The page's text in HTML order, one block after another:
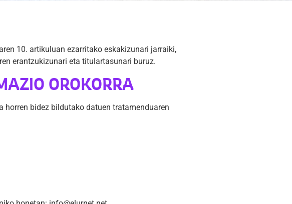
10. artikuluan ezarritako eskakizunari jarraiki,
erantzukizunari eta titulartasunari buruz.
OROKORRA
horren bidez bildutako datuen tratamenduaren